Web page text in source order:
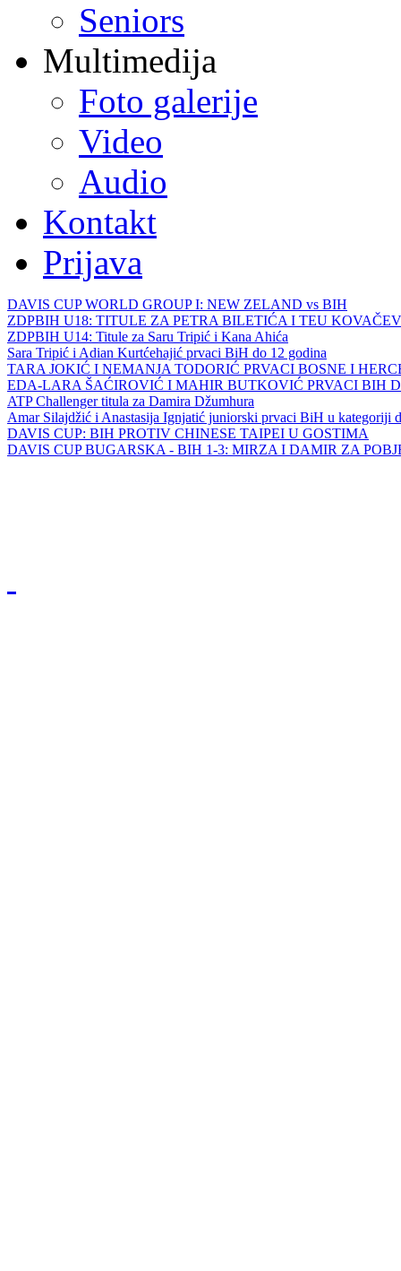
Seniors
Multimedija
Foto galerije
Video
Audio
Kontakt
Prijava
DAVIS CUP WORLD GROUP I: NEW ZELAND vs BIH
ZDPBIH U18: TITULE ZA PETRA BILETIĆA I TEU
ZDPBIH U14: Titule za Saru Tripić i Kana Ahića
Sara Tripić i Adian Kurtćehajić prvaci BiH do 12 godina
TARA JOKIĆ I NEMANJA TODORIĆ PRVACI BOSNE I
EDA-LARA ŠAĆIROVIĆ I MAHIR BUTKOVIĆ PRVACI BIH
ATP Challenger titula za Damira Džumhura
Amar Silajdžić i Anastasija Ignjatić juniorski prvaci BiH u kategoriji
DAVIS CUP: BIH PROTIV CHINESE TAIPEI U GOSTIMA
DAVIS CUP BUGARSKA - BIH 1-3: MIRZA I DAMIR ZA